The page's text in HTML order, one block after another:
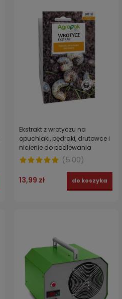
Ekstrakt z wrotyczu na
opuchlaki, pędraki, drutowce i
nicienie do podlewania
AGROPAK 100 ml
(5.00)
13,99 zł do koszyka